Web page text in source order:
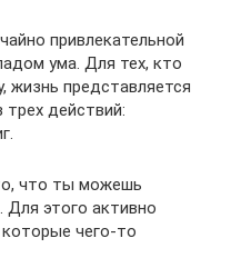
привлекательной
ума. Для тех, кто
жизнь представляется
действий:
что ты можешь
Для этого активно
чего-то